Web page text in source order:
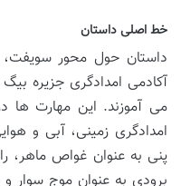
خط اصلی داستان
داستان حول محور
آکادمی امدادگری جزیره
می آموزند. این مهارت
امدادگری زمینی، آبی و
پنی به عنوان غواص ماهر،
برودی به عنوان موج